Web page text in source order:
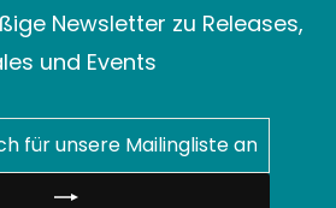
Newsletter zu Releases,
und Events
SIE
SICH
FÜR